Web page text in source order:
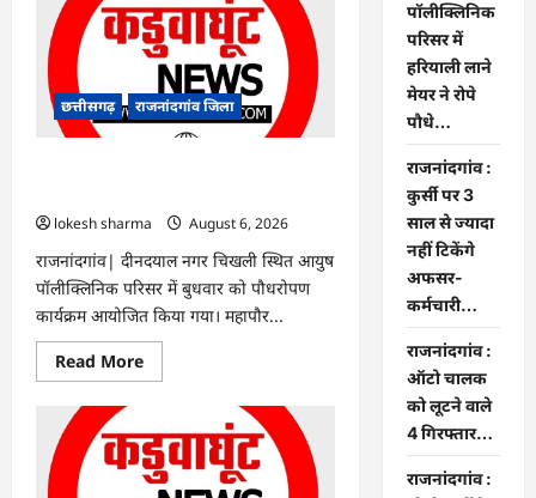
समाजसेवी,
भाजपा
नेता
एवं
कवि
भीखम
गांधी
की
लहर
छत्तीसगढ़ राजनांदगांव जिला
lokesh sharma
August 6, 2026
राजनांदगांव| दीनदयाल नगर चिखली स्थित आयुष
पॉलीक्लिनिक परिसर में बुधवार को पौधरोपण
कार्यक्रम आयोजित किया गया। महापौर...
Read MoreRead
more
:
आयुष
पॉलीक्लिनिक
परिसर
पॉलीक्लिनिक
परिसर में
हरियाली लाने
मेयर ने रोपे
पौधे…
राजनांदगांव :
कुर्सी पर 3
साल से ज्यादा
नहीं टिकेंगे
अफसर-
कर्मचारी…
राजनांदगांव :
ऑटो चालक
को लूटने वाले
4 गिरफ्तार…
राजनांदगांव :